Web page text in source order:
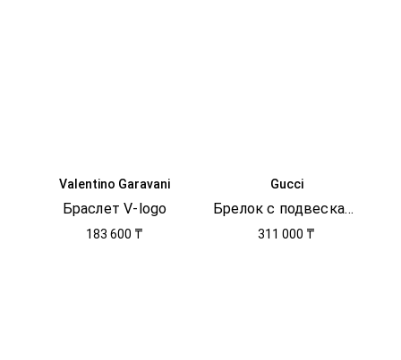
Valentino Garavani
Браслет V-logo
183 600 ₸
Gucci
Брелок с подвесками
311 000 ₸